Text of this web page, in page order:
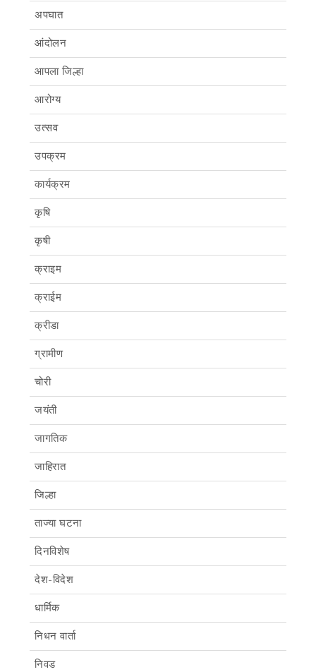
अपघात
आंदोलन
आपला जिल्हा
आरोग्य
उत्सव
उपक्रम
कार्यक्रम
कृषि
कृषी
क्राइम
क्राईम
क्रीडा
ग्रामीण
चोरी
जयंती
जागतिक
जाहिरात
जिल्हा
ताज्या घटना
दिनविशेष
देश-विदेश
धार्मिक
निधन वार्ता
निवड